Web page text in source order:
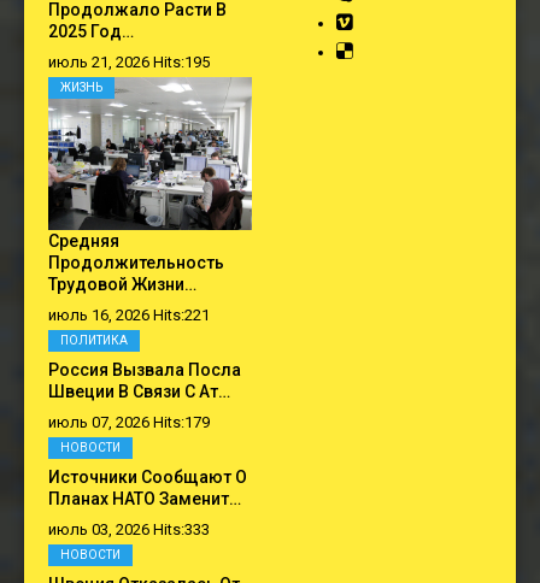
Продолжало Расти В
2025 Год…
июль 21, 2026 Hits:195
Средняя
Продолжительность
Трудовой Жизни…
июль 16, 2026 Hits:221
ЖИЗНЬ
Россия Вызвала Посла
Швеции В Связи С Ат…
июль 07, 2026 Hits:179
ПОЛИТИКА
Источники Сообщают О
Планах НАТО Заменит…
июль 03, 2026 Hits:333
НОВОСТИ
НОВОСТИ